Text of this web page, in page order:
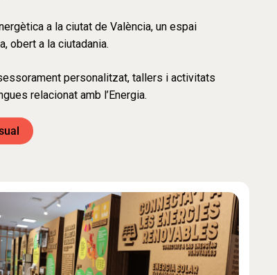
a la ciutat de València, un espai
obert a la ciutadania.
personalitzat, tallers i activitats
relacionat amb l’Energia.